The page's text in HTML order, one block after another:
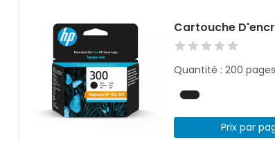
Cartouche
Quantité : 200 pages
Prix par